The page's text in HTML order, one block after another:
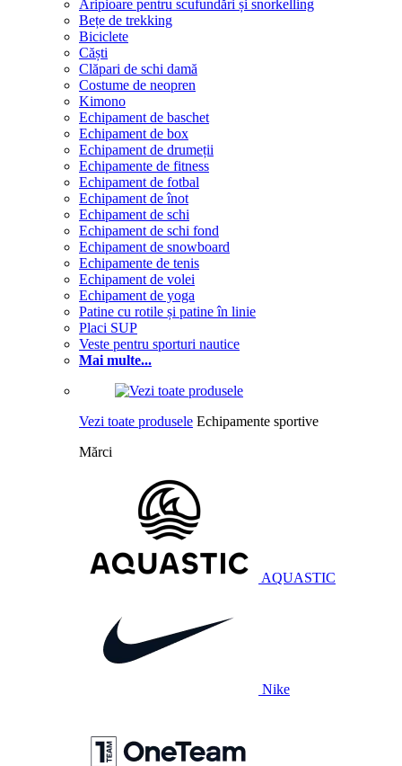
Aripioare pentru scufundări și snorkelling
Bețe de trekking
Biciclete
Căști
Clăpari de schi damă
Costume de neopren
Kimono
Echipament de baschet
Echipament de box
Echipament de drumeții
Echipamente de fitness
Echipament de fotbal
Echipament de înot
Echipament de schi
Echipament de schi fond
Echipament de snowboard
Echipamente de tenis
Echipament de volei
Echipament de yoga
Patine cu rotile și patine în linie
Placi SUP
Veste pentru sporturi nautice
Mai multe...
Vezi toate produsele Echipamente sportive
Mărci
AQUASTIC
Nike